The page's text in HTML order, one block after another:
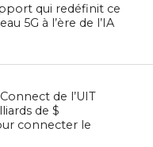
qui redéfinit ce
5G à l’ère de l’IA
de l’UIT
de $
connecter le